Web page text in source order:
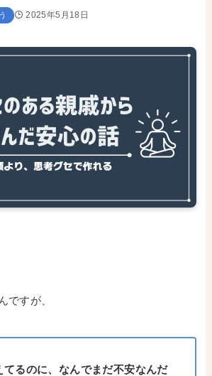
2025年5月18日
ですが、
てるのに、なんでまだ不安なんだ